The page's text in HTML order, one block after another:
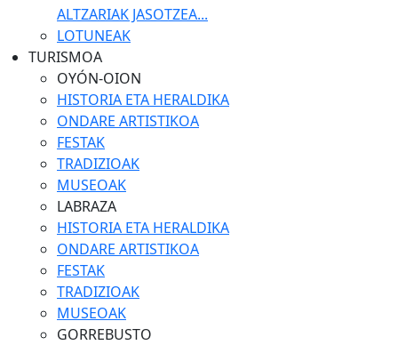
ALTZARIAK JASOTZEA...
LOTUNEAK
TURISMOA
OYÓN-OION
HISTORIA ETA HERALDIKA
ONDARE ARTISTIKOA
FESTAK
TRADIZIOAK
MUSEOAK
LABRAZA
HISTORIA ETA HERALDIKA
ONDARE ARTISTIKOA
FESTAK
TRADIZIOAK
MUSEOAK
GORREBUSTO